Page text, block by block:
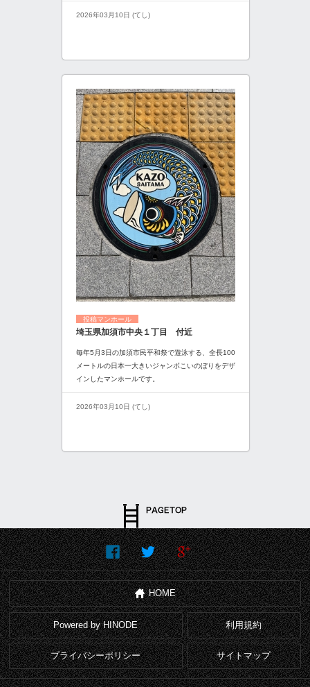
2026年03月10日 (てし)
投稿マンホール
埼玉県加須市中央１丁目 付近
毎年5月3日の加須市民平和祭で遊泳する、全長100
メートルの日本一大きいジャンボこいのぼりをデザ
インしたマンホールです。
2026年03月10日 (てし)
HOME
Powered by HINODE 利用規約
プライバシーポリシー サイトマップ